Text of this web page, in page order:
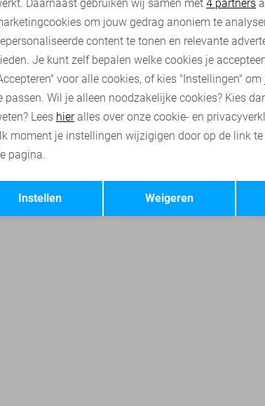
point jassen Tommy Jeans jassen Rino & Pelle
Terug
Daarnaast gebruiken wij samen met 4 partners
om jouw gedrag anoniem te
content te tonen en relevante
Je kunt zelf bepalen welke cookies je
voor alle cookies, of kies "Instellingen"
passen. Wil je alleen noodzakelijke cookies? Kies
Lees hieralles over onze cookie- en
moment je instellingen wijzigigen door op de link
pagina.
Weigeren
Instellen